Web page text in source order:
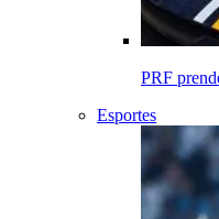
PRF
Esportes